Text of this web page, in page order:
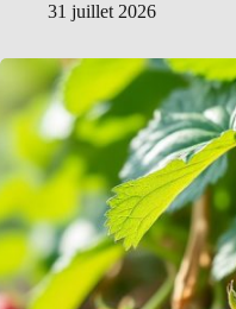
31 juillet 2026